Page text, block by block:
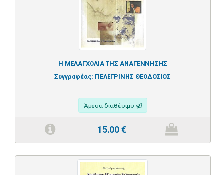
Η ΜΕΛΑΓΧΟΛΙΑ ΤΗΣ ΑΝΑΓΕΝΝΗΣΗΣ
Συγγραφέας: ΠΕΛΕΓΡΙΝΗΣ ΘΕΟΔΟΣΙΟΣ
Άμεσα διαθέσιμο
15.00€